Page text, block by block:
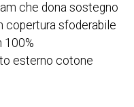
che dona sostegno
copertura sfoderabile
100%
esterno cotone